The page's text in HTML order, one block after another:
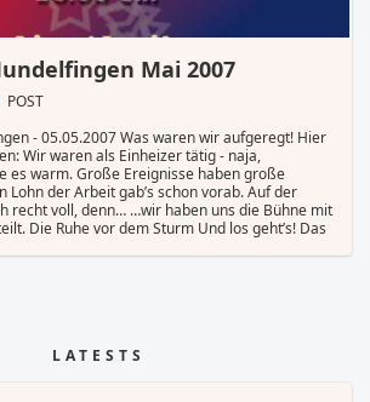
Mai 2007
POST
- 05.05.2007 Was waren wir aufgeregt! Hier
Wir waren als Einheizer tätig - naja,
es warm. Große Ereignisse haben große
Lohn der Arbeit gab’s schon vorab. Auf der
recht voll, denn… …wir haben uns die Bühne mit
Die Ruhe vor dem Sturm Und los geht’s! Das
Presse kennt nun auch den Namen
LATESTS